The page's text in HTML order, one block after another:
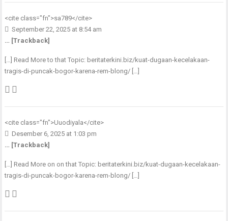
<cite class="fn">sa789</cite>
September 22, 2025 at 8:54 am
… [Trackback]
[…] Read More to that Topic: beritaterkini.biz/kuat-dugaan-kecelakaan-
tragis-di-puncak-bogor-karena-rem-blong/ […]
<cite class="fn">Uuodiyala</cite>
Desember 6, 2025 at 1:03 pm
… [Trackback]
[…] Read More on on that Topic: beritaterkini.biz/kuat-dugaan-kecelakaan-
tragis-di-puncak-bogor-karena-rem-blong/ […]